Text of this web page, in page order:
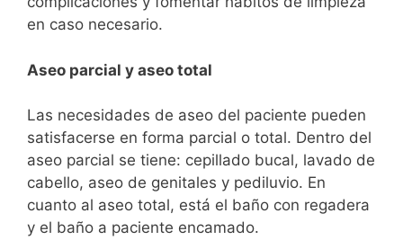
en caso necesario.
Aseo parcial y aseo total
Las necesidades de aseo del paciente pueden
satisfacerse en forma parcial o total. Dentro del
aseo parcial se tiene: cepillado bucal, lavado de
cabello, aseo de genitales y pediluvio. En
cuanto al aseo total, está el baño con regadera
y el baño a paciente encamado.